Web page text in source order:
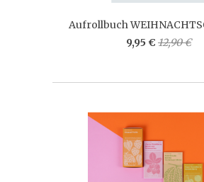
Aufrollbuch
9,95 € 12,90 €